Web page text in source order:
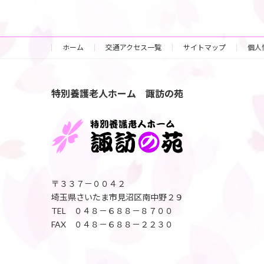
ホーム 交通アクセス一覧 サイトマップ 個人
特別養護老人ホーム 諏訪の苑
〒３３７－００４２
埼玉県さいたま市見沼区南中野２９
TEL ０４８－６８８－８７００
FAX ０４８－６８８－２２３０